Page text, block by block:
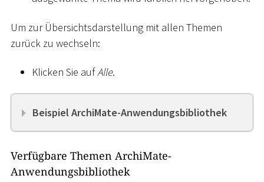
Um zur Übersichtsdarstellung mit allen Themen
zurück zu wechseln:
Klicken Sie aufAlle.
Beispiel ArchiMate-Anwendungsbibliothek
Verfügbare Themen ArchiMate-
Anwendungsbibliothek